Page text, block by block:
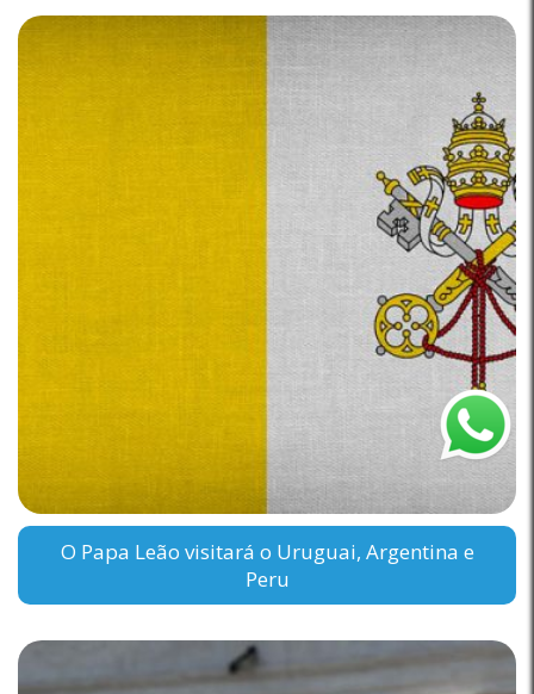
O Papa Leão visitará o Uruguai, Argentina e
Peru